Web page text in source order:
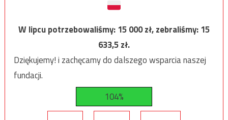
W lipcu potrzebowaliśmy:15 000zł, zebraliśmy:15
633,5zł.
Dziękujemy! i zachęcamy do dalszego wsparcia naszej
fundacji.
104%